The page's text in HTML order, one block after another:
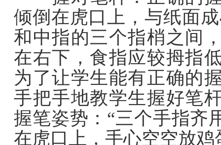
倾倒在虎口上，与纸面
和中指的三个指梢之间
在右下，食指应较拇指
为了让学生能有正确的
手把手地教学生握好笔
握笔姿势：“三个手指齐
在虎口上，手心空空放鸡